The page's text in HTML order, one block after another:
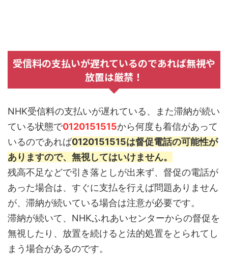
受信料の支払いが遅れているのであれば無視や
放置は厳禁！
NHK受信料の支払いが遅れている、また滞納が続い
ている状態で0120151515から何度も着信があって
いるのであれば0120151515は督促電話の可能性が
ありますので、無視してはいけません。
残高不足などで引き落としが出来ず、督促の電話が
あった場合は、すぐに支払を行えば問題ありません
が、滞納が続いている場合は注意が必要です。
滞納が続いて、NHKふれあいセンターからの督促を
無視したり、放置を続けると法的処置をとられてし
まう場合があるのです。